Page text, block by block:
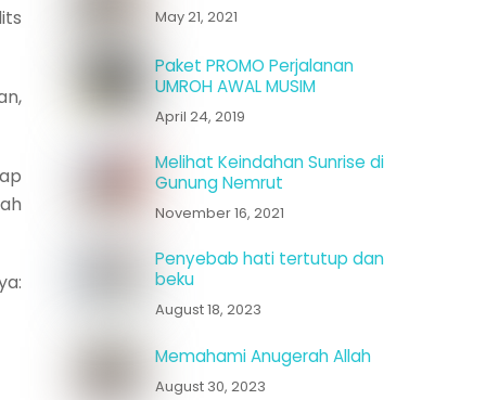
May 21, 2021
Paket PROMO Perjalanan
UMROH AWAL MUSIM
April 24, 2019
Melihat Keindahan Sunrise di
Gunung Nemrut
November 16, 2021
Penyebab hati tertutup dan
beku
August 18, 2023
Memahami Anugerah Allah
August 30, 2023